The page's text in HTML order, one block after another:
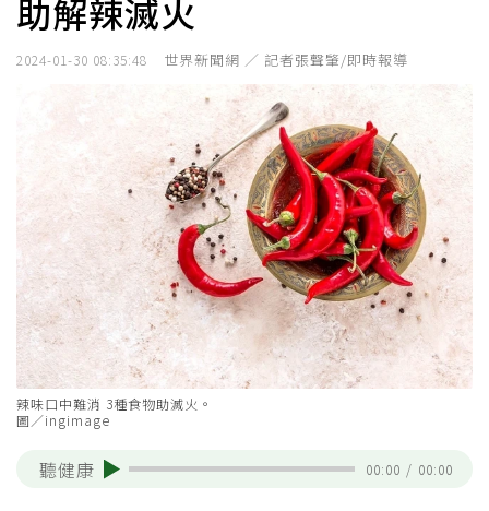
助解辣滅火
2024-01-30 08:35:48 世界新聞網 ／ 記者張聲肇/即時報導
辣味口中難消 3種食物助滅火。
圖／ingimage
聽健康 00:00 / 00:00